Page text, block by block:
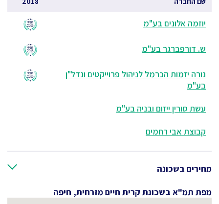
יוזמה אלונים בע"מ
ש. דורפברגר בע"מ
נורה יזמות הכרמל לניהול פרוייקטים ונדל"ן
בע"מ
עשת סורין ייזום ובניה בע"מ
קבוצת אבי רחמים
מחירים בשכונה
מפת תמ"א בשכונת קרית חיים מזרחית, חיפה